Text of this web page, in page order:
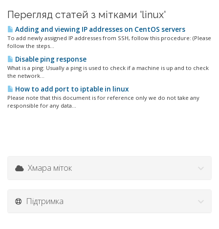
Перегляд статей з мітками 'linux'
Adding and viewing IP addresses on CentOS servers
To add newly assigned IP addresses from SSH, follow this procedure: (Please
follow the steps...
Disable ping response
What is a ping: Usually a ping is used to check if a machine is up and to check
the network...
How to add port to iptable in linux
Please note that this document is for reference only we do not take any
responsible for any data...
Хмара міток
Підтримка